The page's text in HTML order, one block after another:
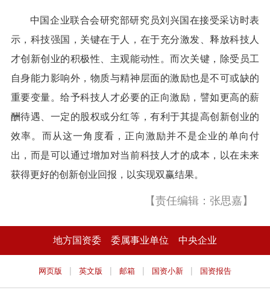
中国企业联合会研究部研究员刘兴国在接受采访时表
示，科技强国，关键在于人，在于充分激发、释放科技人
才创新创业的积极性、主观能动性。而次关键，除受员工
自身能力影响外，物质与精神层面的激励也是不可或缺的
重要变量。给予科技人才必要的正向激励，譬如更高的薪
酬待遇、一定的股权或分红等，有利于其提高创新创业的
效率。而从这一角度看，正向激励并不是企业的单向付
出，而是可以通过增加对当前科技人才的成本，以在未来
获得更好的创新创业回报，以实现双赢结果。
【责任编辑：张思嘉】
地方国资委 委属事业单位 中央企业
网页版 | 英文版 | 邮箱 | 国资小新 | 国资报告